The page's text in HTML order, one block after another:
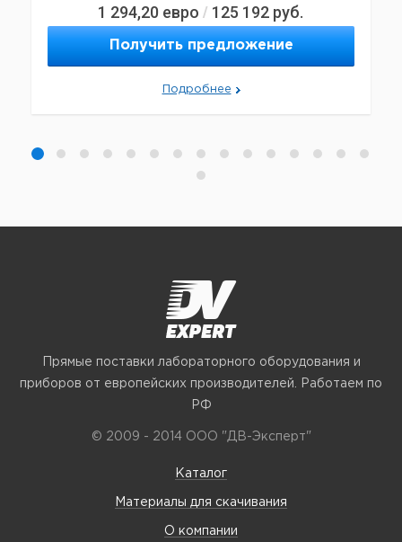
1 294,20 евро / 125 192 руб.
Получить предложение
Подробнее
Прямые поставки лабораторного оборудования и
приборов от европейских производителей. Работаем по
РФ
© 2009 - 2014 ООО "ДВ-Эксперт"
Каталог
Материалы для скачивания
О компании